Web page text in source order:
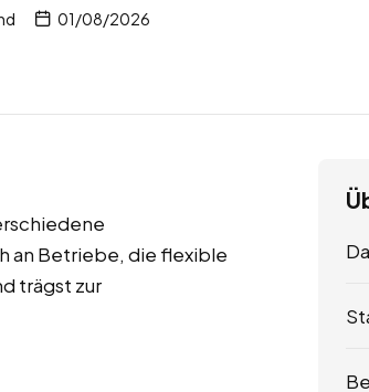
01/08/2026
an Betriebe, die flexible
trägst zur